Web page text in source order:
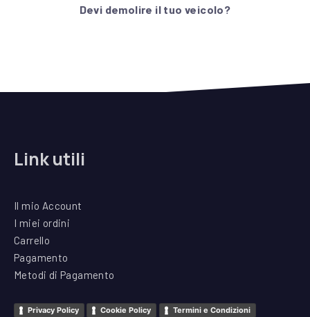
Devi demolire il tuo veicolo?
Link utili
Il mio Account
I miei ordini
Carrello
Pagamento
Metodi di Pagamento
Privacy Policy Cookie Policy Termini e Condizioni